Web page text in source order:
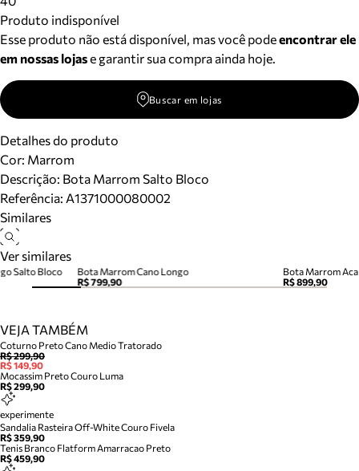
Produto indisponível
Esse produto não está disponível, mas você podeencontrar ele
em nossas lojase garantir sua compra ainda hoje.
Buscar em lojas
Detalhes do produto
Cor: Marrom
Descrição: Bota Marrom Salto Bloco
Referência: A1371000080002
Similares
Ver similares
Bota Marrom Cano Longo
R$ 799,90
R$ 899,90
Salto Bloco
VEJA TAMBÉM
Coturno Preto Cano Medio Tratorado
R$ 299,90
R$ 149,90
Mocassim Preto Couro Luma
R$ 299,90
experimente
Sandalia Rasteira Off-White Couro Fivela
R$ 359,90
Tenis Branco Flatform Amarracao Preto
R$ 459,90